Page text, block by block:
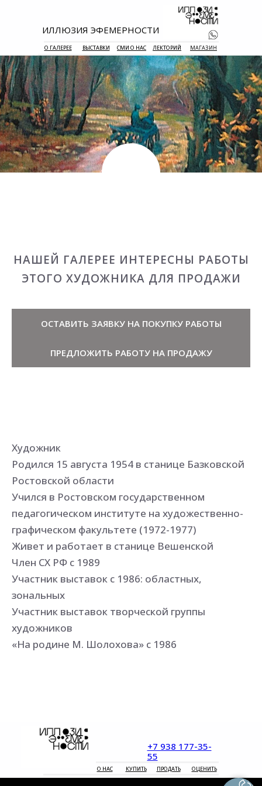
МАГАЗИН
ЛЕКТОРИЙ
СМИ О НАС
ВЫСТАВКИ
О ГАЛЕРЕЕ
ИЛЛЮЗИЯ ЭФЕМЕРНОСТИ
+7 938 177
НАШЕЙ ГАЛЕРЕЕ ИНТЕРЕСНЫ РАБОТЫ
ЭТОГО ХУДОЖНИКА ДЛЯ ПРОДАЖИ
ОСТАВИТЬ ЗАЯВКУ НА ПОКУПКУ РАБОТЫ
ПРЕДЛОЖИТЬ РАБОТУ НА ПРОДАЖУ
Художник
Родился 15 августа 1954 в станице Базковской
Ростовской области
Учился в Ростовском государственном
педагогическом институте на художественно-
графическом факультете (1972-1977)
Живет и работает в станице Вешенской
Член СХ РФ с 1989
Участник выставок с 1986: областных,
зональных
Участник выставок творческой группы
художников
«На родине М. Шолохова» с 1986
ПРОДАТЬ ОЦЕНИТЬ
КУПИТЬ
+7 938 177-35-
55
О НАС